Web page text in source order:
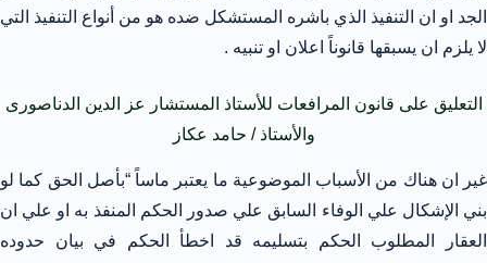
الجد او ان التنفيذ الذي باشره المستشكل ضده هو من أنواع التنفيذ التي
لا يلزم ان يسبقها قانوناً اعلان او تنبيه .
التعليق على قانون المرافعات للأستاذ المستشار عز الدين الدناصورى
والأستاذ / حامد عكاز
غير ان هناك من الأسباب الموضوعية ما يعتبر ماساً “بأصل الحق كما لو
بني الإشكال علي الوفاء السابق علي صدور الحكم المنفذ به او علي ان
العقار المطلوب الحكم بتسليمه قد اخطأ الحكم في بيان حدوده